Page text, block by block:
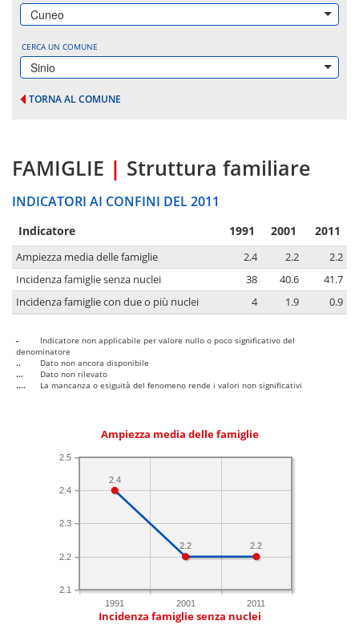
Cuneo
CERCA UN COMUNE
Sinio
TORNA AL COMUNE
FAMIGLIE | Struttura familiare
INDICATORI AI CONFINI DEL 2011
Indicatore 1991 2001 2011
Ampiezza media delle famiglie 2.4 2.2
2.2
Incidenza famiglie senza nuclei
38 40.6
41.7
Incidenza famiglie con due o più nuclei
4 1.9 0.9
-
Indicatore non applicabile per valore nullo o poco significativo del
denominatore
..
Dato non ancora disponibile
...
Dato non rilevato
....
La mancanza o esiguità del fenomeno rende i valori non significativi
Ampiezza media delle famiglie
1991 2001 2011
2.1
2.2
2.3
2.4
2.5
2.2
2.2
2.4
Incidenza famiglie senza nuclei